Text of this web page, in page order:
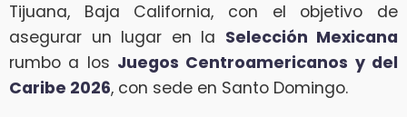
Tijuana, Baja California, con el objetivo de
asegurar un lugar en la Selección Mexicana
rumbo a los Juegos Centroamericanos y del
Caribe 2026, con sede en Santo Domingo.